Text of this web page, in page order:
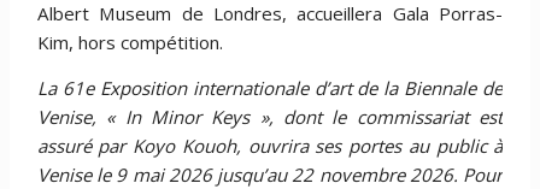
Albert Museum de Londres, accueillera Gala Porras-
Kim, hors compétition.
La 61e Exposition internationale d’art de la Biennale de
Venise, « In Minor Keys », dont le commissariat est
assuré par Koyo Kouoh, ouvrira ses portes au public à
Venise le 9 mai 2026 jusqu’au 22 novembre 2026. Pour